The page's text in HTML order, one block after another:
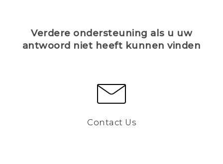
Verdere ondersteuning als u uw
antwoord niet heeft kunnen vinden
Contact Us